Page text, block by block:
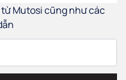
Mutosi cũng như các